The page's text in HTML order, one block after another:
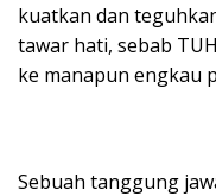
kuatkan dan
tawar hati, sebab
ke manapun engkau
Sebuah tanggung